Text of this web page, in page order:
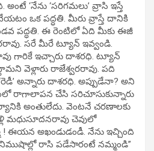
‘నేను ‘సరిగమలు’ వ్రాసి ఇస్తే
ఒక పద్ధతి. మీరు వ్రాస్తే దానికి
పద్ధతి. ఈ రెంటిలో ఏది మీకు ఈజీ
సరే మీరే ట్యూన్‌ ఇవ్వండి.
గారికే ఇచ్చారు దాశరధి. ట్యూన్‌
వెళ్లారు రాజేశ్వరరావు. పది
అన్నారు దాశరధి. అప్పుడేనా? అని
రాగాలాపన చేసి సరిచూసుకున్నారు
అంతులేదు. వెంటనే చరణాలకు
మధుసూదనరావు చెవులో
! ఈయన అఖండుడండీ. నేను ఇచ్చింది
రాసి పడేసారంటే నమ్మండి”